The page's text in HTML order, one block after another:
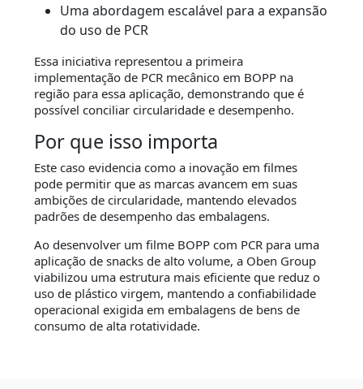
Uma abordagem escalável para a expansão
do uso de PCR
Essa iniciativa representou a primeira
implementação de PCR mecânico em BOPP na
região para essa aplicação, demonstrando que é
possível conciliar circularidade e desempenho.
Por que isso importa
Este caso evidencia como a inovação em filmes
pode permitir que as marcas avancem em suas
ambições de circularidade, mantendo elevados
padrões de desempenho das embalagens.
Ao desenvolver um filme BOPP com PCR para uma
aplicação de snacks de alto volume, a Oben Group
viabilizou uma estrutura mais eficiente que reduz o
uso de plástico virgem, mantendo a confiabilidade
operacional exigida em embalagens de bens de
consumo de alta rotatividade.